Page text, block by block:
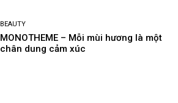
BEAUTY
MONOTHEME – Mỗi mùi hương là một
chân dung cảm xúc